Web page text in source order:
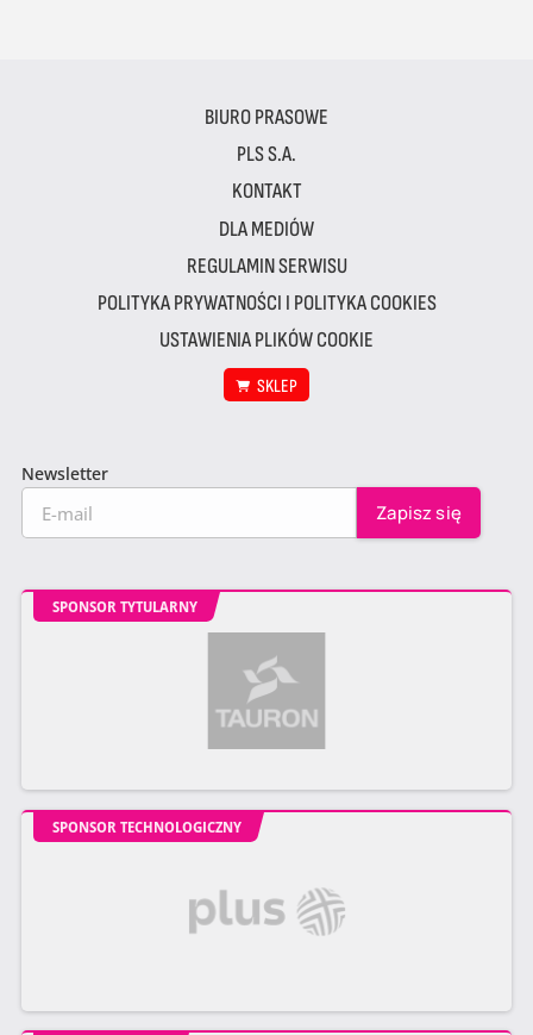
BIURO PRASOWE
PLS S.A.
KONTAKT
DLA MEDIÓW
REGULAMIN SERWISU
POLITYKA PRYWATNOŚCI I POLITYKA COOKIES
USTAWIENIA PLIKÓW COOKIE
SKLEP
Newsletter
SPONSOR TYTULARNY
SPONSOR TECHNOLOGICZNY